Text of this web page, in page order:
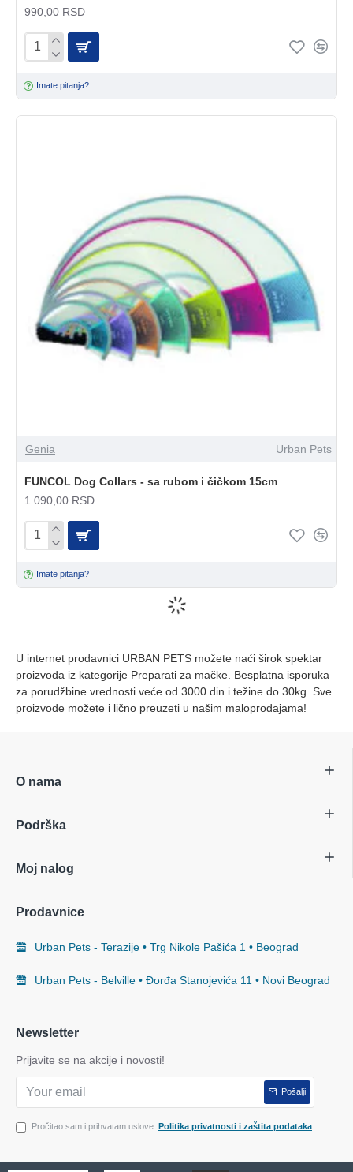
990,00 RSD
Imate pitanja?
Genia Urban Pets
FUNCOL Dog Collars - sa rubom i čičkom 15cm
1.090,00 RSD
Imate pitanja?
U internet prodavnici URBAN PETS možete naći širok spektar
proizvoda iz kategorije Preparati za mačke. Besplatna isporuka
za porudžbine vrednosti veće od 3000 din i težine do 30kg. Sve
proizvode možete i lično preuzeti u našim maloprodajama!
O nama
Podrška
Moj nalog
Prodavnice
Urban Pets - Terazije • Trg Nikole Pašića 1 • Beograd
Urban Pets - Belville • Đorđa Stanojevića 11 • Novi Beograd
Newsletter
Prijavite se na akcije i novosti!
Pošalji
Pročitao sam i prihvatam uslove Politika privatnosti i zaštita podataka